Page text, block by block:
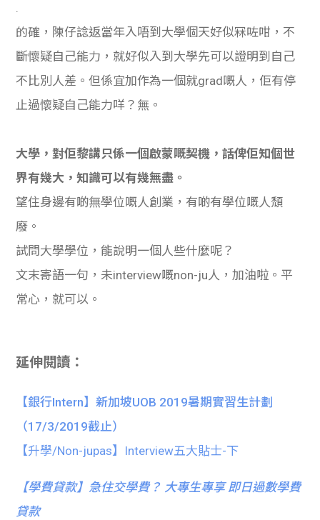
的確，陳仔諗返當年入唔到大學個天好似冧咗咁，不
斷懷疑自己能力，就好似入到大學先可以證明到自己
不比別人差。但係宜加作為一個就grad嘅人，佢有停
止過懷疑自己能力咩？無。
大學，對佢黎講只係一個啟蒙嘅契機，話俾佢知個世
界有幾大，知識可以有幾無盡。
望住身邊有啲無學位嘅人創業，有啲有學位嘅人頹
廢。
試問大學學位，能說明一個人些什麼呢？
文末寄語一句，未interview嘅non-ju人，加油啦。平
常心，就可以。
延伸閱讀：
【銀行Intern】新加坡UOB 2019暑期實習生計劃
（17/3/2019截止）
【升學/Non-jupas】Interview五大貼士-下
【學費貸款】急住交學費？ 大專生專享 即日過數學費
貸款